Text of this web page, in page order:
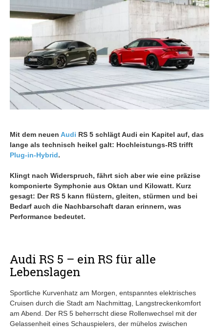
Mit dem neuen Audi RS 5 schlägt Audi ein Kapitel auf, das
lange als technisch heikel galt: Hochleistungs-RS trifft
Plug-in-Hybrid.
Klingt nach Widerspruch, fährt sich aber wie eine präzise
komponierte Symphonie aus Oktan und Kilowatt. Kurz
gesagt: Der RS 5 kann flüstern, gleiten, stürmen und bei
Bedarf auch die Nachbarschaft daran erinnern, was
Performance bedeutet.
Audi RS 5 – ein RS für alle
Lebenslagen
Sportliche Kurvenhatz am Morgen, entspanntes elektrisches
Cruisen durch die Stadt am Nachmittag, Langstreckenkomfort
am Abend. Der RS 5 beherrscht diese Rollenwechsel mit der
Gelassenheit eines Schauspielers, der mühelos zwischen